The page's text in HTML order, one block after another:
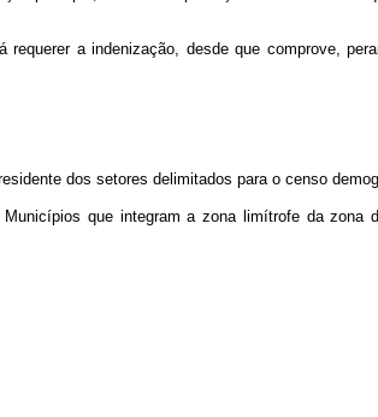
requerer a indenização, desde que comprove,
dos setores delimitados para o censo
que integram a zona limítrofe da zona